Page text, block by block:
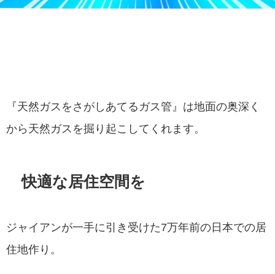
『天然ガスをさがしあてるガス管』は地面の奥深く
から天然ガスを掘り起こしてくれます。
快適な居住空間を
ジャイアンが一手に引き受けた7万年前の日本での居
住地作り。